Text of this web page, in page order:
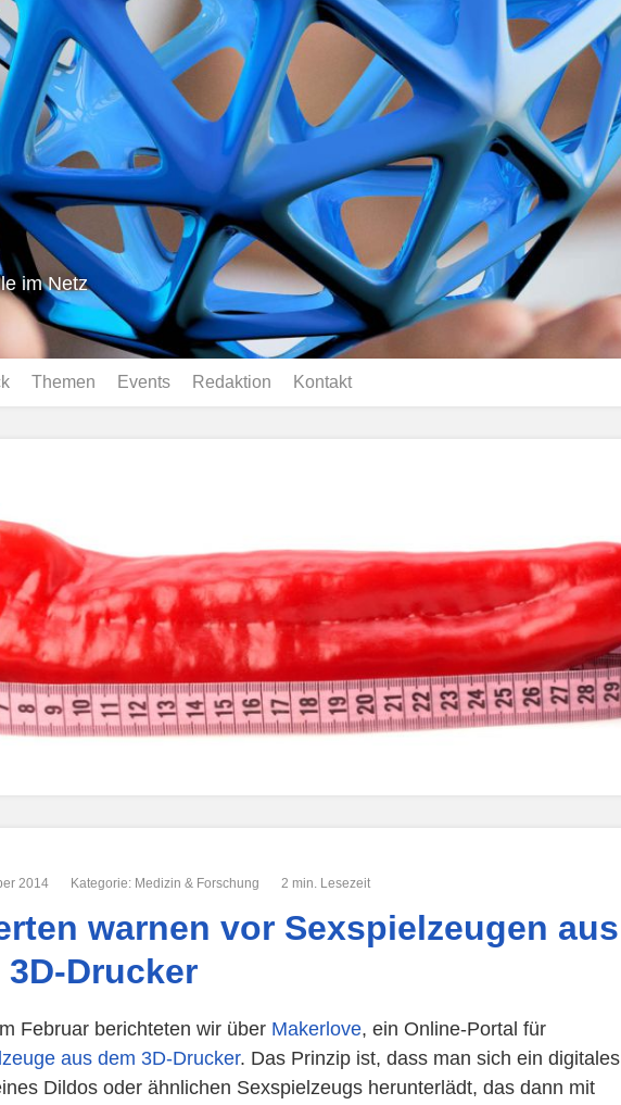
im Netz
Themen Events Redaktion Kontakt
2014 Kategorie: Medizin & Forschung 2 min. Lesezeit
warnen vor Sexspielzeugen aus
3D-Drucker
Februar berichteten wir über Makerlove, ein Online-Portal für
aus dem 3D-Drucker. Das Prinzip ist, dass man sich ein digitales
Dildos oder ähnlichen Sexspielzeugs herunterlädt, das dann mit